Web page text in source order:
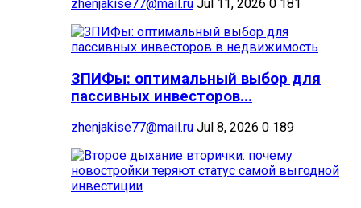
zhenjakise77@mail.ru Jul 11, 2026 0 181
ЗПИФы: оптимальный выбор для
пассивных инвесторов...
zhenjakise77@mail.ru Jul 8, 2026 0 189